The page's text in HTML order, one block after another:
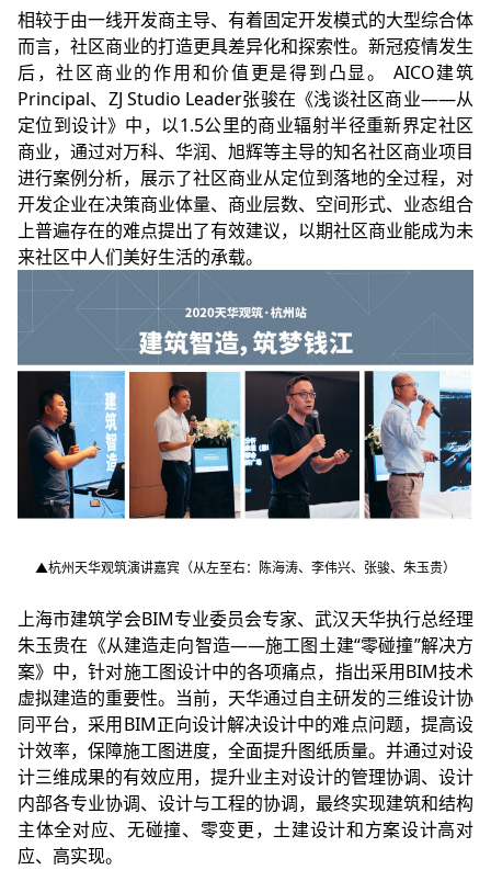
相较于由一线开发商主导、有着固定开发模式的大型综合体
而言，社区商业的打造更具差异化和探索性。新冠疫情发生
后，社区商业的作用和价值更是得到凸显。 AICO建筑
Principal、ZJ Studio Leader张骏在《浅谈社区商业——从
定位到设计》中，以1.5公里的商业辐射半径重新界定社区
商业，通过对万科、华润、旭辉等主导的知名社区商业项目
进行案例分析，展示了社区商业从定位到落地的全过程，对
开发企业在决策商业体量、商业层数、空间形式、业态组合
上普遍存在的难点提出了有效建议，以期社区商业能成为未
来社区中人们美好生活的承载。
▲杭州天华观筑演讲嘉宾（从左至右：陈海涛、李伟兴、张骏、朱玉贵）
上海市建筑学会BIM专业委员会专家、武汉天华执行总经理
朱玉贵在《从建造走向智造——施工图土建“零碰撞”解决方
案》中，针对施工图设计中的各项痛点，指出采用BIM技术
虚拟建造的重要性。当前，天华通过自主研发的三维设计协
同平台，采用BIM正向设计解决设计中的难点问题，提高设
计效率，保障施工图进度，全面提升图纸质量。并通过对设
计三维成果的有效应用，提升业主对设计的管理协调、设计
内部各专业协调、设计与工程的协调，最终实现建筑和结构
主体全对应、无碰撞、零变更，土建设计和方案设计高对
应、高实现。